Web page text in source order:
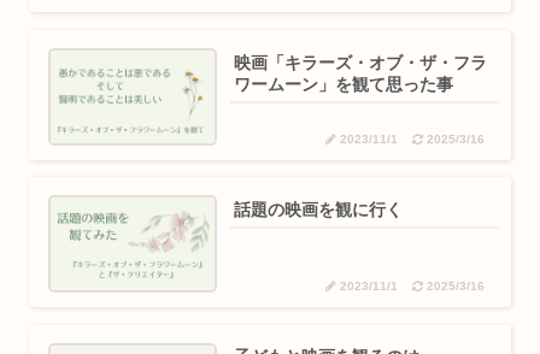
映画「キラーズ・オブ・ザ・フラ
ワームーン」を観て思った事
2023/11/1 2025/3/16
話題の映画を観に行く
2023/11/1 2025/3/16